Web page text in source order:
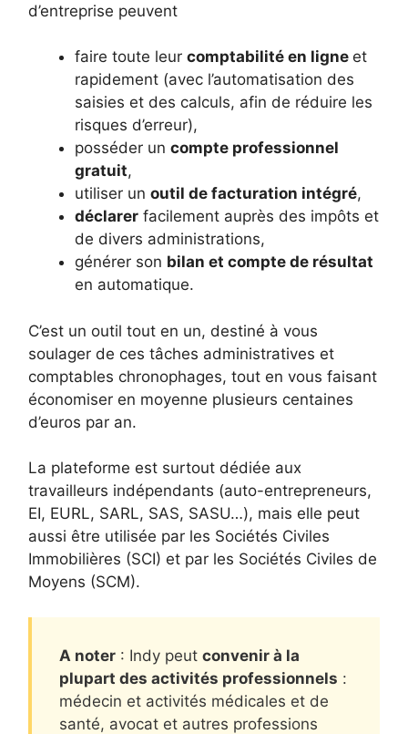
d’entreprise peuvent
faire toute leur comptabilité en ligne et
rapidement (avec l’automatisation des
saisies et des calculs, afin de réduire les
risques d’erreur),
posséder un compte professionnel
gratuit,
utiliser un outil de facturation intégré,
déclarer facilement auprès des impôts et
de divers administrations,
générer son bilan et compte de résultat
en automatique.
C’est un outil tout en un, destiné à vous
soulager de ces tâches administratives et
comptables chronophages, tout en vous faisant
économiser en moyenne plusieurs centaines
d’euros par an.
La plateforme est surtout dédiée aux
travailleurs indépendants (auto-entrepreneurs,
EI, EURL, SARL, SAS, SASU…), mais elle peut
aussi être utilisée par les Sociétés Civiles
Immobilières (SCI) et par les Sociétés Civiles de
Moyens (SCM).
A noter : Indy peut convenir à la
plupart des activités professionnels :
médecin et activités médicales et de
santé, avocat et autres professions